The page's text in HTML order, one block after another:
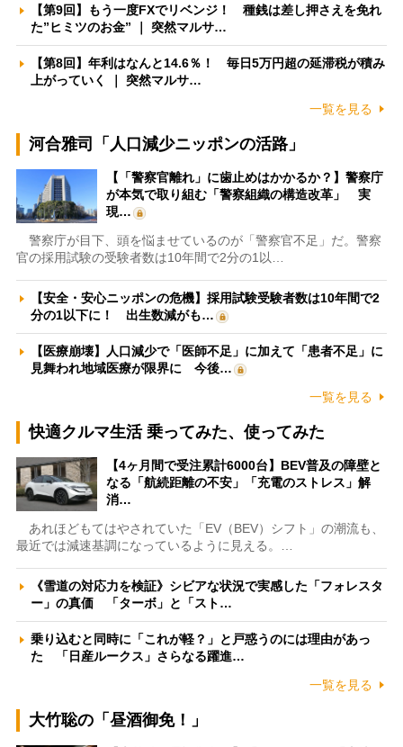
【第9回】もう一度FXでリベンジ！ 種銭は差し押さえを免れ
た”ヒミツのお金” ｜ 突然マルサ…
【第8回】年利はなんと14.6％！ 毎日5万円超の延滞税が積み
上がっていく ｜ 突然マルサ…
一覧を見る
河合雅司「人口減少ニッポンの活路」
【「警察官離れ」に歯止めはかかるか？】警察庁
が本気で取り組む「警察組織の構造改革」 実
現…
警察庁が目下、頭を悩ませているのが「警察官不足」だ。警察
官の採用試験の受験者数は10年間で2分の1以…
【安全・安心ニッポンの危機】採用試験受験者数は10年間で2
分の1以下に！ 出生数減がも…
【医療崩壊】人口減少で「医師不足」に加えて「患者不足」に
見舞われ地域医療が限界に 今後…
一覧を見る
快適クルマ生活 乗ってみた、使ってみた
【4ヶ月間で受注累計6000台】BEV普及の障壁と
なる「航続距離の不安」「充電のストレス」解
消…
あれほどもてはやされていた「EV（BEV）シフト」の潮流も、
最近では減速基調になっているように見える。…
《雪道の対応力を検証》シビアな状況で実感した「フォレスタ
ー」の真価 「ターボ」と「スト…
乗り込むと同時に「これが軽？」と戸惑うのには理由があっ
た 「日産ルークス」さらなる躍進…
一覧を見る
大竹聡の「昼酒御免！」